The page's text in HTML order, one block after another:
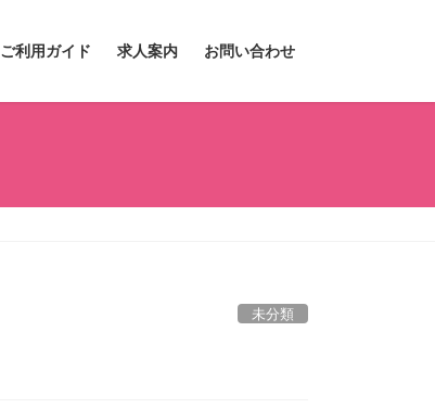
ご利用ガイド 求人案内 お問い合わせ
未分類